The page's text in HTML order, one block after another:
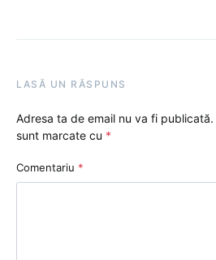
LASĂ UN RĂSPUNS
Adresa ta de email nu va fi publicată.
sunt marcate cu *
Comentariu *